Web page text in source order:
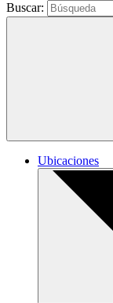
Buscar:
Ubicaciones